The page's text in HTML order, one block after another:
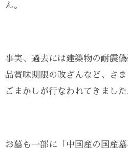
ん。
事実、過去には建築物の耐震
品賞味期限の改ざんなど、さ
ごまかしが行なわれてきました
お墓も一部に「中国産の国産